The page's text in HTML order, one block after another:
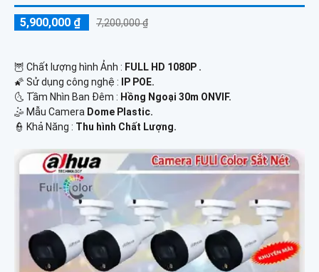
5,900,000 ₫ 7,200,000 ₫
🦉 Chất lượng hình Ảnh : FULL HD 1080P .
🌠 Sử dụng công nghệ :
IP POE.
🌜 Tầm Nhìn Ban Đêm : Hồng Ngoại 30m ONVIF.
🤹 Mẫu Camera Dome Plastic.
️👮 Khả Năng : Thu hình Chất Lượng.